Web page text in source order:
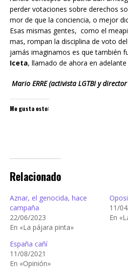
perder votaciones sobre derechos
mor de que la conciencia, o mejor
Esas mismas gentes, como el
mas, rompan la disciplina de voto
jamás imaginamos es que también
Iceta, llamado de ahora en adelante
Mario ERRE (activista LGTBI y
Me gusta esto:
Relacionado
Aznar, el genocida, hace
campaña
22/06/2023
En «La pájara pinta»
11/
En
España cañí
11/08/2021
En «Opinión»